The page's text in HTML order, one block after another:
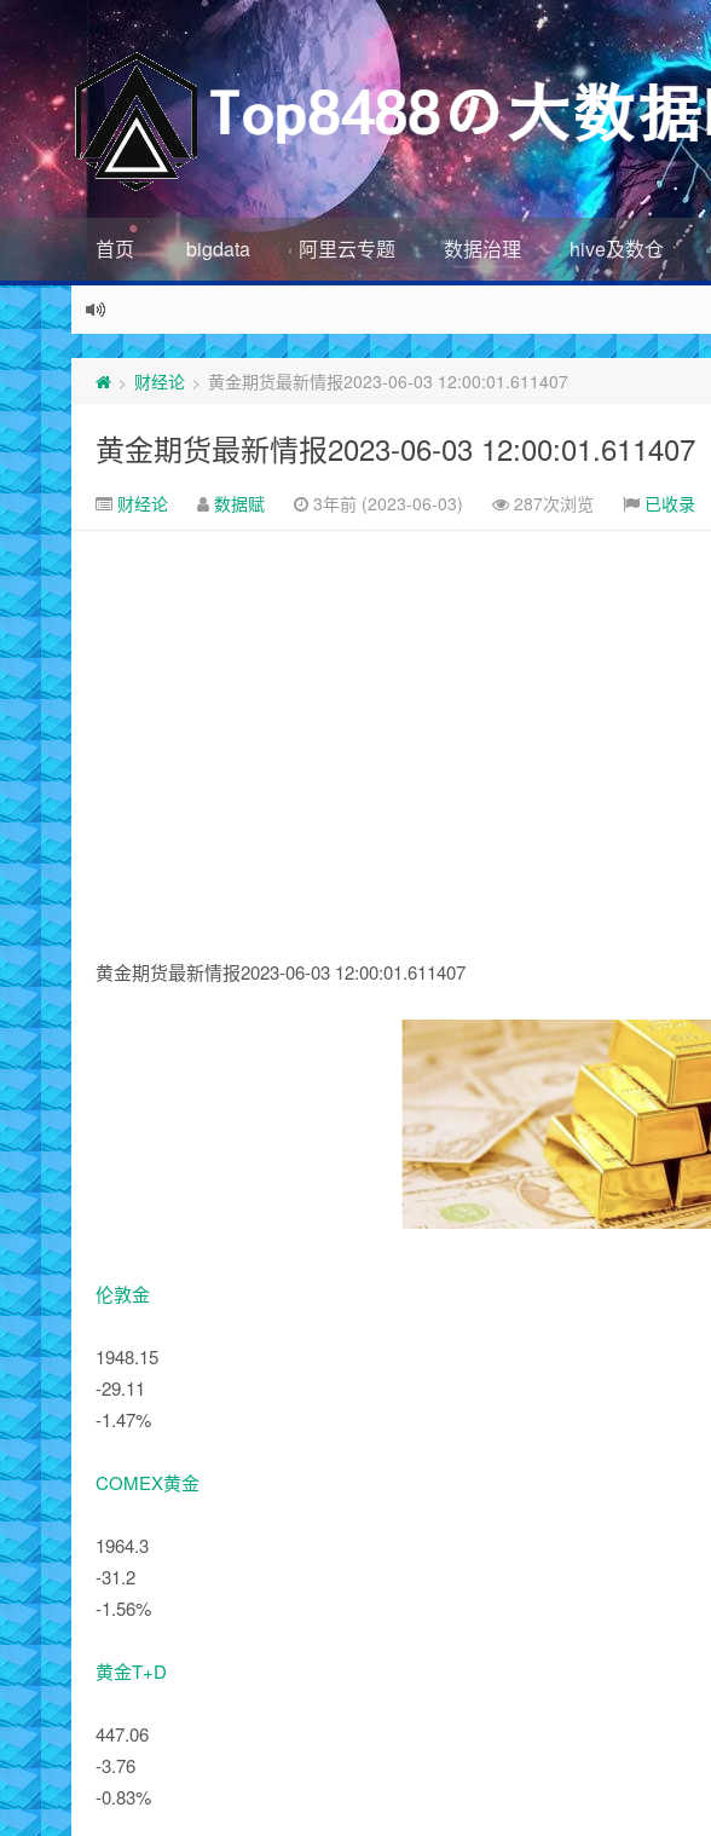
首页 bigdata 阿里云专题 数据治理 hive及数仓
> 财经论 > 黄金期货最新情报2023-06-03 12:00:01.611407
黄金期货最新情报2023-06-03 12:00:01.611407
财经论 数据赋 3年前 (2023-06-03) 287次浏览 已收录
黄金期货最新情报2023-06-03 12:00:01.611407
伦敦金
1948.15
-29.11
-1.47%
COMEX黄金
1964.3
-31.2
-1.56%
黄金T+D
447.06
-3.76
-0.83%